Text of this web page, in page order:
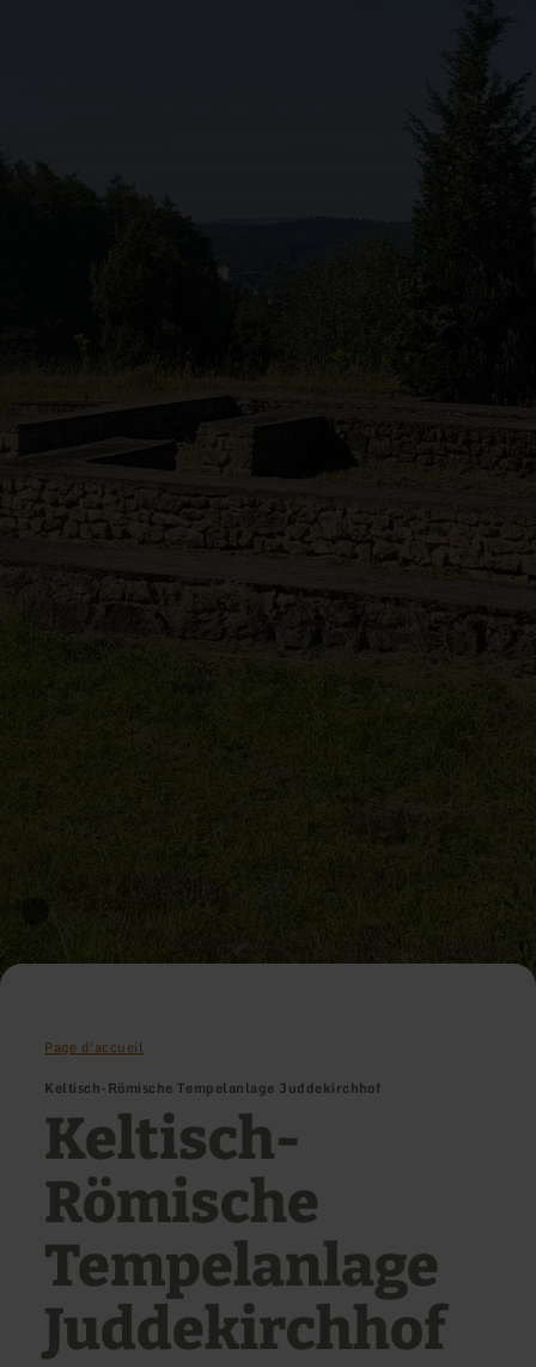
Page d'accueil
Keltisch-Römische Tempelanlage Juddekirchhof
Keltisch-
Römische
Tempelanlage
Juddekirchhof